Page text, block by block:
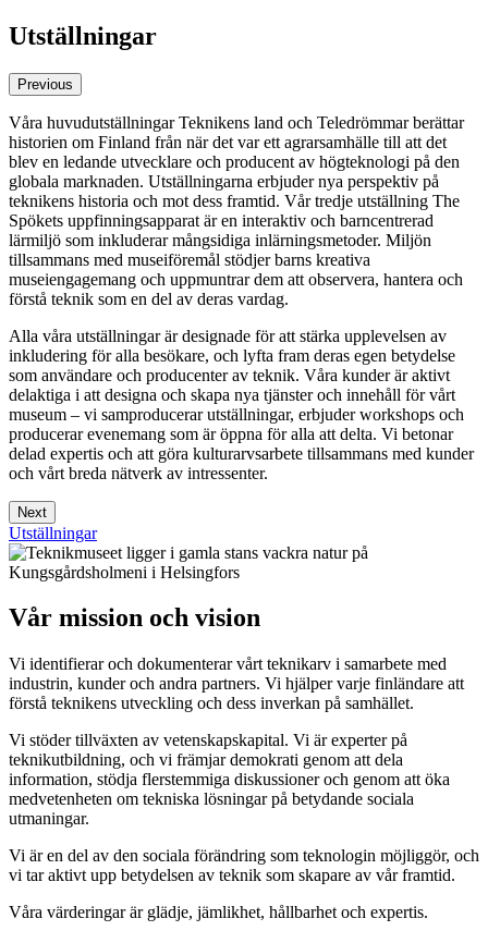
Utställningar
Previous
Våra huvudutställningar Teknikens land och Teledrömmar berättar
historien om Finland från när det var ett agrarsamhälle till att det
blev en ledande utvecklare och producent av högteknologi på den
globala marknaden. Utställningarna erbjuder nya perspektiv på
teknikens historia och mot dess framtid. Vår tredje utställning The
Spökets uppfinningsapparat är en interaktiv och barncentrerad
lärmiljö som inkluderar mångsidiga inlärningsmetoder. Miljön
tillsammans med museiföremål stödjer barns kreativa
museiengagemang och uppmuntrar dem att observera, hantera och
förstå teknik som en del av deras vardag.
Alla våra utställningar är designade för att stärka upplevelsen av
inkludering för alla besökare, och lyfta fram deras egen betydelse
som användare och producenter av teknik. Våra kunder är aktivt
delaktiga i att designa och skapa nya tjänster och innehåll för vårt
museum – vi samproducerar utställningar, erbjuder workshops och
producerar evenemang som är öppna för alla att delta. Vi betonar
delad expertis och att göra kulturarvsarbete tillsammans med kunder
och vårt breda nätverk av intressenter.
Next
Utställningar
Vår mission och vision
Vi identifierar och dokumenterar vårt teknikarv i samarbete med
industrin, kunder och andra partners. Vi hjälper varje finländare att
förstå teknikens utveckling och dess inverkan på samhället.
Vi stöder tillväxten av vetenskapskapital. Vi är experter på
teknikutbildning, och vi främjar demokrati genom att dela
information, stödja flerstemmiga diskussioner och genom att öka
medvetenheten om tekniska lösningar på betydande sociala
utmaningar.
Vi är en del av den sociala förändring som teknologin möjliggör, och
vi tar aktivt upp betydelsen av teknik som skapare av vår framtid.
Våra värderingar är glädje, jämlikhet, hållbarhet och expertis.